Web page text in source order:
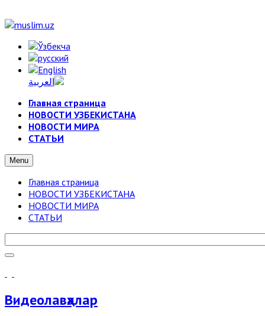
Главная страница
НОВОСТИ УЗБЕКИСТАНА
НОВОСТИ МИРА
СТАТЬИ
Menu
Главная страница
НОВОСТИ УЗБЕКИСТАНА
НОВОСТИ МИРА
СТАТЬИ
Видеолавҳалар